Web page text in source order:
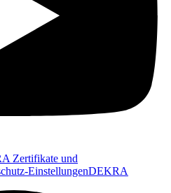
Zertifikate und
EinstellungenDEKRA